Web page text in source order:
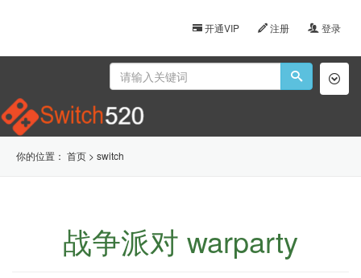
开通VIP 注册 登录
你的位置： 首页 > switch
战争派对 warparty